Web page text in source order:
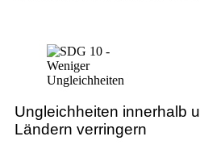
Ungleichheiten innerhalb
Ländern verringern